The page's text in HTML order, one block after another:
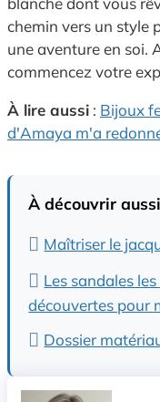
chemin vers un style
une aventure en soi.
commencez votre
À lire aussi : Bijoux
d'Amaya m'a
À découvrir aussi
Maîtriser le
Les sandales
découvertes pour
Dossier